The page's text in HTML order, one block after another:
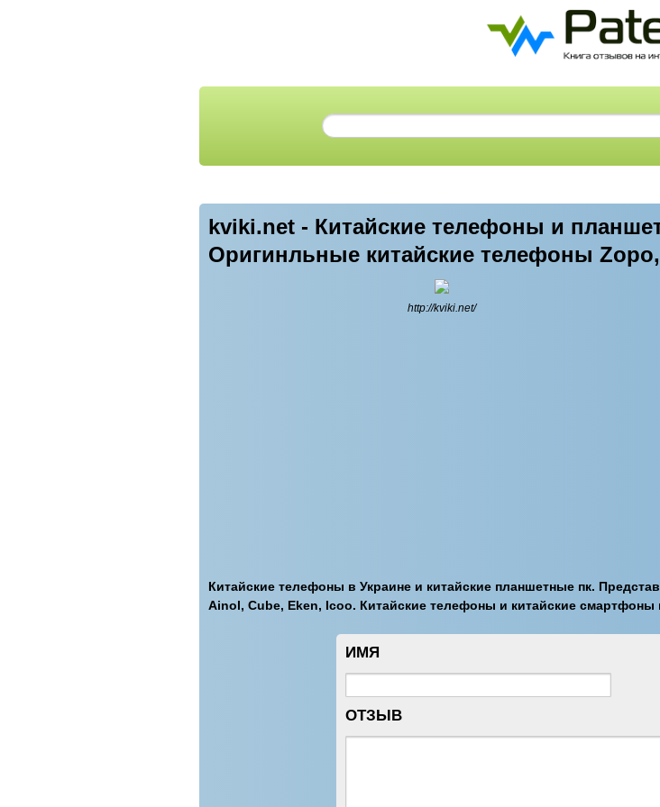
kviki.net - Китайские телефоны и
Оригинльные китайские телефоны
http://kviki.net/
Китайские телефоны в Украине и китайские планшетные пк.
Ainol, Cube, Eken, Icoo. Китайские телефоны и китайские смартфоны
ИМЯ
ОТЗЫВ